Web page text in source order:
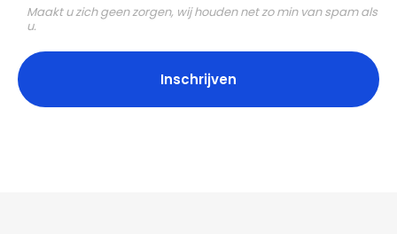
Maakt u zich geen zorgen, wij houden net zo min van spam als
u.